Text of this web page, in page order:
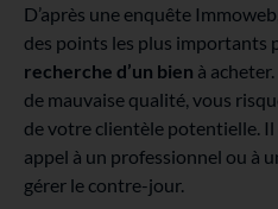
D’après une enquête
des points les plus importants
recherche d’un bien à
de mauvaise qualité, vous
de votre clientèle potentielle.
appel à un professionnel ou à
gérer le contre-jour.